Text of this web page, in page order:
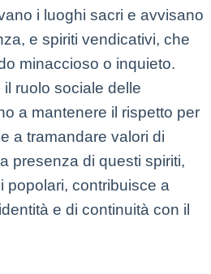
i luoghi sacri e avvisano
e spiriti vendicativi, che
minaccioso o inquieto.
ruolo sociale delle
a mantenere il rispetto per
a tramandare valori di
presenza di questi spiriti,
popolari, contribuisce a
e di continuità con il